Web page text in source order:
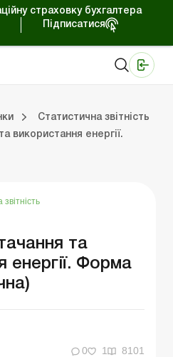
страховку бухгалтера
Підписатися
Статистична звітність
використання енергії.
та
енергії. Форма
0 1 8101